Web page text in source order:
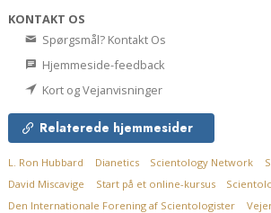
KONTAKT OS
Spørgsmål? Kontakt Os
Hjemmeside-feedback
Kort og Vejanvisninger
Relaterede hjemmesider
L. Ron Hubbard Dianetics Scientology Network
David Miscavige
Start på et online-kursus
Den Internationale Forening af Scientologister